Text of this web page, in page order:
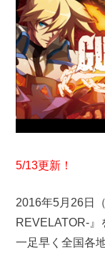
5/13更新！
2016年5月26日
REVELATOR-』
一足早く全国各